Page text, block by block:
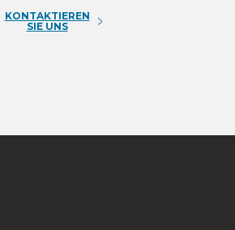
KONTAKTIEREN
SIE UNS